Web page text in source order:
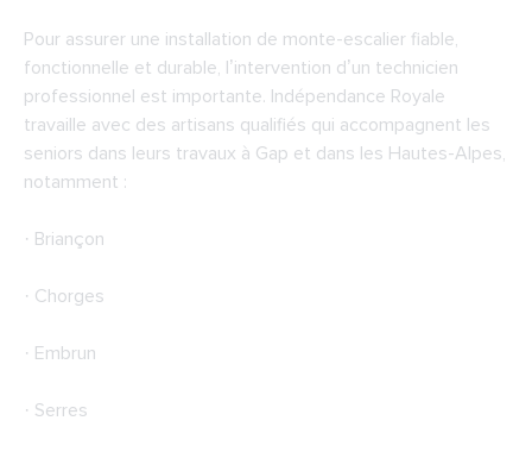
Pour assurer une installation de monte-escalier fiable,
fonctionnelle et durable, l’intervention d’un technicien
professionnel est importante. Indépendance Royale
travaille avec des artisans qualifiés qui accompagnent les
seniors dans leurs travaux à Gap et dans les Hautes-Alpes,
notamment :
· Briançon
· Chorges
· Embrun
· Serres